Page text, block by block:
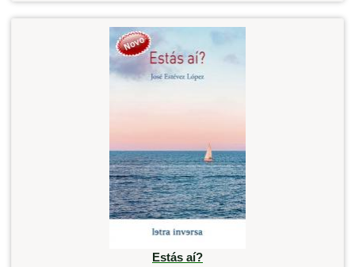
Estás aí?